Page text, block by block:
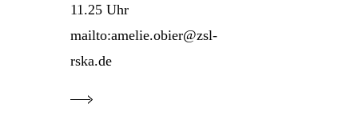
11.25 Uhr
mailto:amelie.obier@zsl-
rska.de